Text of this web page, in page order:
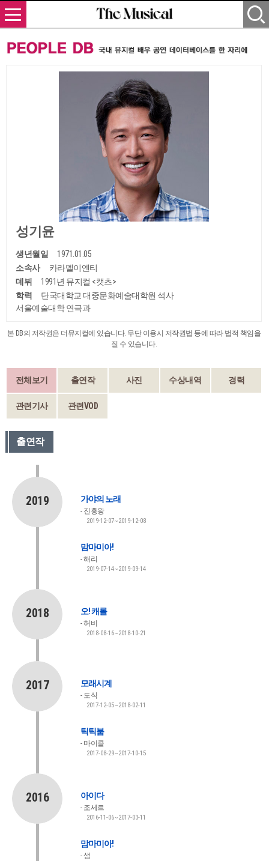
성기윤
생년월일
1971.01.05
소속사
카라멜이엔티
데뷔
1991년 뮤지컬 <캣츠>
학력
단국대학교 대중문화예술대학원 석사
서울예술대학 연극과
본 DB의 저작권은 더뮤지컬에 있습니다. 무단 이용시 저작권법 등에 따라 법적 책임을
질 수 있습니다.
전체보기 출연작 사진 수상내역 경력
관련기사 관련VOD
출연작
2019 가야의 노래
진흥왕
2019-12-07~2019-12-08
맘마미아!
해리
2019-07-14~2019-09-14
2018 오! 캐롤
허비
2018-08-16~2018-10-21
2017 모래시계
도식
2017-12-05~2018-02-11
틱틱붐
마이클
2017-08-29~2017-10-15
2016 아이다
조세르
2016-11-06~2017-03-11
맘마미아!
샘